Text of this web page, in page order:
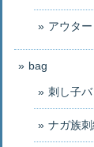
アウター
bag
刺し子
ナガ族